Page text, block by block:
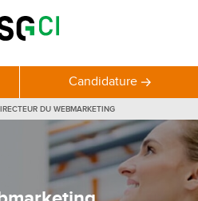
DU WEBMARKETING
Candidature